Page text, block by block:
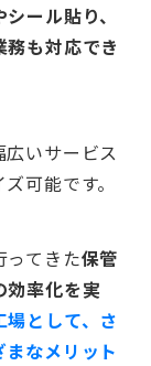
ール貼り、
も対応でき
広いサービス
可能です。
てきた保管
効率化を実
として、さ
なメリット